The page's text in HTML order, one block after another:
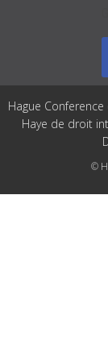
Hague
Haye de droit
©